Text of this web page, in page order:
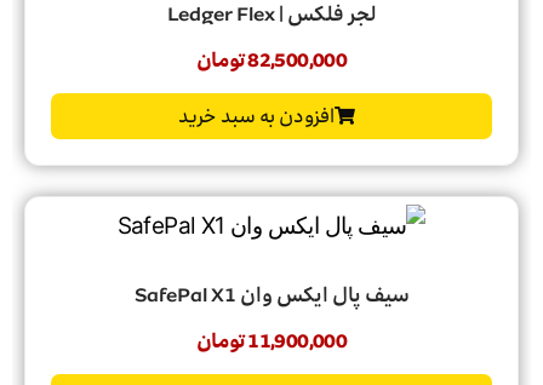
لجر فلکس | Ledger Flex
82,500,000تومان
افزودن به سبد خرید
سیف پال ایکس وان SafePal X1
11,900,000تومان